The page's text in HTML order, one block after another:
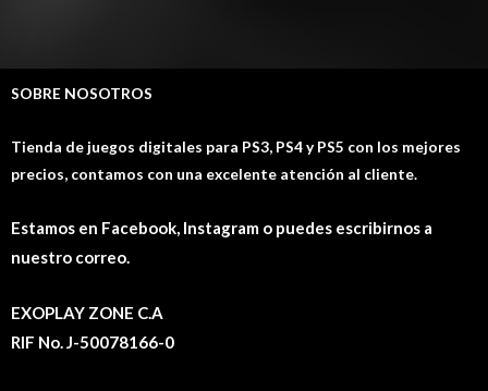
SOBRE NOSOTROS
Tienda de juegos digitales para PS3, PS4 y PS5 con los mejores
precios, contamos con una excelente atención al cliente.
Estamos en Facebook, Instagram o puedes escribirnos a
nuestro correo.
EXOPLAY ZONE C.A
RIF No. J-50078166-0